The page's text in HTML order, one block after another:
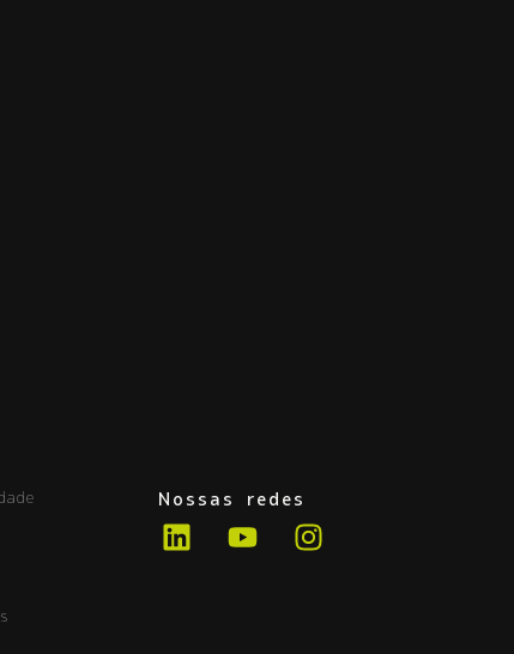
Nossas redes